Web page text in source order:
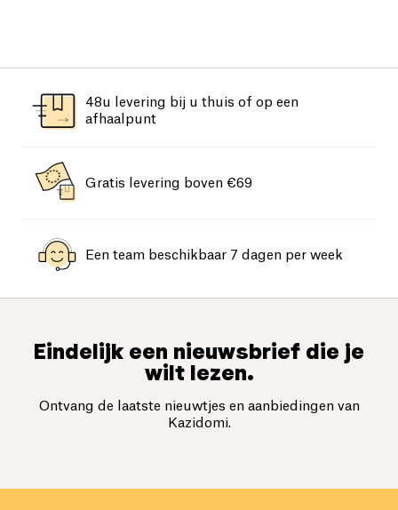
48u levering bij u thuis of op een
afhaalpunt
Gratis levering boven €69
Een team beschikbaar 7 dagen per week
Eindelijk een nieuwsbrief die je
wilt lezen.
Ontvang de laatste nieuwtjes en aanbiedingen van
Kazidomi.